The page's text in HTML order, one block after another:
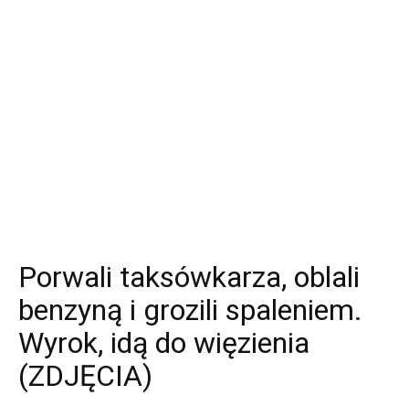
Porwali taksówkarza, oblali
benzyną i grozili spaleniem.
Wyrok, idą do więzienia
(ZDJĘCIA)